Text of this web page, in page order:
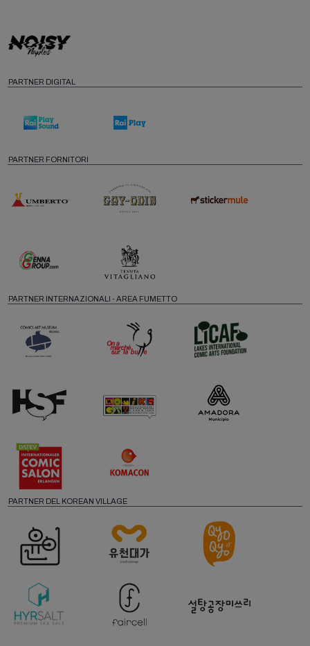
PARTNER DIGITAL
PARTNER FORNITORI
PARTNER INTERNAZIONALI - AREA FUMETTO
PARTNER DEL KOREAN VILLAGE